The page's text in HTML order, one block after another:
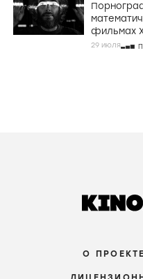
фильмах
29 июля
О ПРОЕКТЕ